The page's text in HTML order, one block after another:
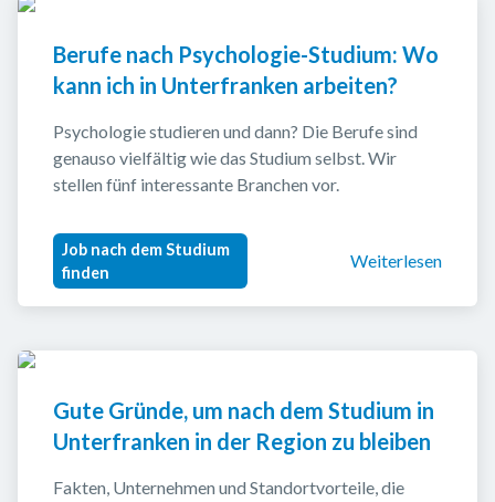
Berufe nach Psychologie-Studium: Wo
kann ich in Unterfranken arbeiten?
Psychologie studieren und dann? Die Berufe sind
genauso vielfältig wie das Studium selbst. Wir
stellen fünf interessante Branchen vor.
Job nach dem Studium
finden
Weiterlesen
Gute Gründe, um nach dem Studium in
Unterfranken in der Region zu bleiben
Fakten, Unternehmen und Standortvorteile, die